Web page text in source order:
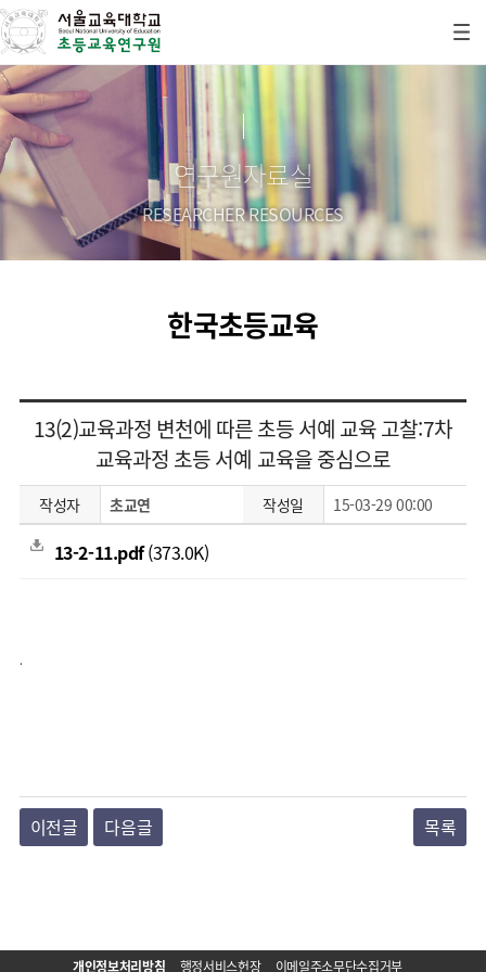
연구원자료실
RESEARCHER RESOURCES
한국초등교육
13(2)교육과정 변천에 따른 초등 서예 교육 고찰:7차
교육과정 초등 서예 교육을 중심으로
작성자 초교연 작성일 15-03-29 00:00
13-2-11.pdf(373.0K)
.
이전글 다음글 목록
개인정보처리방침 행정서비스헌장 이메일주소무단수집거부